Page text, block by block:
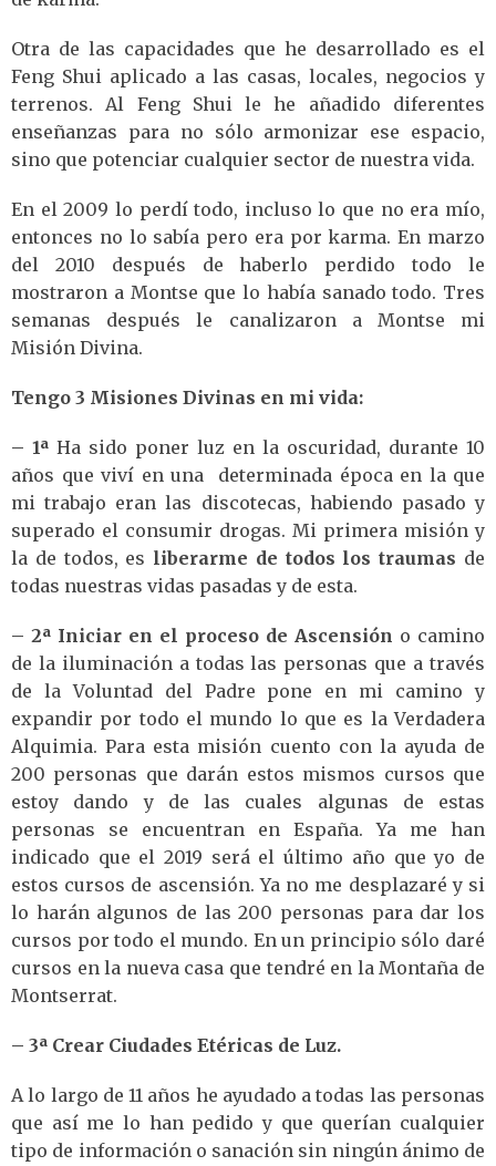
Otra de las capacidades que he desarrollado es el
Feng Shui aplicado a las casas, locales, negocios y
terrenos. Al Feng Shui le he añadido diferentes
enseñanzas para no sólo armonizar ese espacio,
sino que potenciar cualquier sector de nuestra vida.
En el 2009 lo perdí todo, incluso lo que no era mío,
entonces no lo sabía pero era por karma. En marzo
del 2010 después de haberlo perdido todo le
mostraron a Montse que lo había sanado todo. Tres
semanas después le canalizaron a Montse mi
Misión Divina.
Tengo 3 Misiones Divinas en mi vida:
– 1ª Ha sido poner luz en la oscuridad, durante 10
años que viví en una determinada época en la que
mi trabajo eran las discotecas, habiendo pasado y
superado el consumir drogas. Mi primera misión y
la de todos, es liberarme de todos los traumas de
todas nuestras vidas pasadas y de esta.
– 2ª Iniciar en el proceso de Ascensión o camino
de la iluminación a todas las personas que a través
de la Voluntad del Padre pone en mi camino y
expandir por todo el mundo lo que es la Verdadera
Alquimia. Para esta misión cuento con la ayuda de
200 personas que darán estos mismos cursos que
estoy dando y de las cuales algunas de estas
personas se encuentran en España. Ya me han
indicado que el 2019 será el último año que yo de
estos cursos de ascensión. Ya no me desplazaré y si
lo harán algunos de las 200 personas para dar los
cursos por todo el mundo. En un principio sólo daré
cursos en la nueva casa que tendré en la Montaña de
Montserrat.
– 3ª Crear Ciudades Etéricas de Luz.
A lo largo de 11 años he ayudado a todas las personas
que así me lo han pedido y que querían cualquier
tipo de información o sanación sin ningún ánimo de